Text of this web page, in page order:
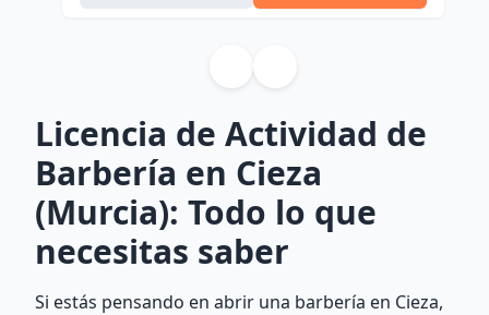
Licencia de Actividad de
Barbería en Cieza
(Murcia): Todo lo que
necesitas saber
Si estás pensando en abrir una barbería en Cieza,